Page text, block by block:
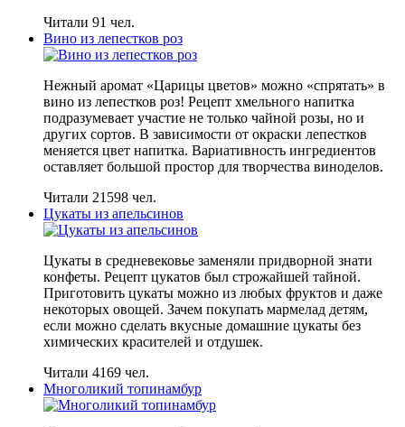
Читали 91 чел.
Вино из лепестков роз
Нежный аромат «Царицы цветов» можно «спрятать» в
вино из лепестков роз! Рецепт хмельного напитка
подразумевает участие не только чайной розы, но и
других сортов. В зависимости от окраски лепестков
меняется цвет напитка. Вариативность ингредиентов
оставляет большой простор для творчества виноделов.
Читали 21598 чел.
Цукаты из апельсинов
Цукаты в средневековье заменяли придворной знати
конфеты. Рецепт цукатов был строжайшей тайной.
Приготовить цукаты можно из любых фруктов и даже
некоторых овощей. Зачем покупать мармелад детям,
если можно сделать вкусные домашние цукаты без
химических красителей и отдушек.
Читали 4169 чел.
Многоликий топинамбур